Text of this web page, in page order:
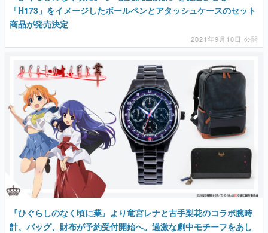
「H173」をイメージしたボールペンとアタッシュケースのセット
商品が発売決定
2021年9月10日 公開
『ひぐらしのなく頃に業』より竜宮レナと古手梨花のコラボ腕時
計、バッグ、財布が予約受付開始へ。過激な劇中モチーフをあし